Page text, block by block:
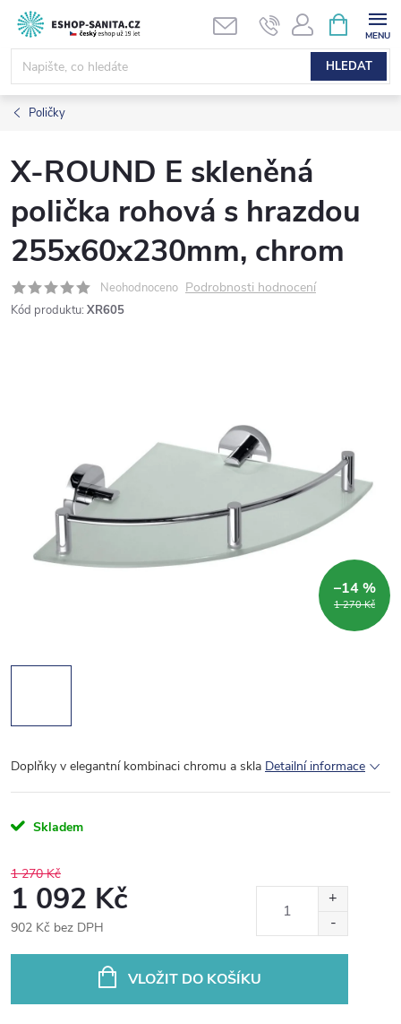
Přejít
obsah
HLEDAT
NÁKUPNÍ
KOŠÍK
Poličky
X-ROUND E skleněná
polička rohová s hrazdou
255x60x230mm, chrom
Neohodnoceno Podrobnosti hodnocení
Kód produktu: XR605
1 270 Kč
–14 %
Doplňky v elegantní kombinaci chromu a skla Detailní informace
Skladem
1 270 Kč
1 092 Kč
902 Kč bez DPH
VLOŽIT DO KOŠÍKU